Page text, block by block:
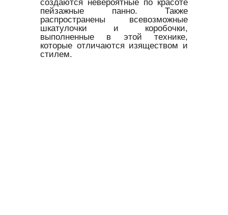
пейзажные панно. Также
распространены всевозможные
шкатулочки и коробочки,
выполненные в этой технике,
которые отличаются изяществом и
стилем.